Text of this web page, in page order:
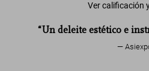
Ver calificación
“Un deleite estético e